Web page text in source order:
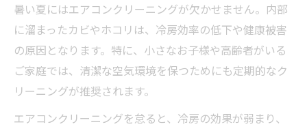
暑い夏にはエアコンクリーニングが欠かせません。内部
に溜まったカビやホコリは、冷房効率の低下や健康被害
の原因となります。特に、小さなお子様や高齢者がいる
ご家庭では、清潔な空気環境を保つためにも定期的なク
リーニングが推奨されます。
エアコンクリーニングを怠ると、冷房の効果が弱まり、